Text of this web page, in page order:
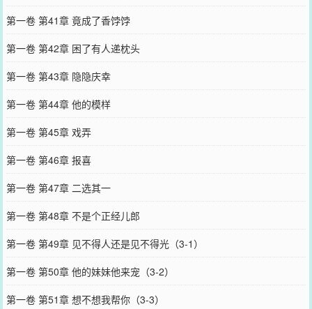
第一卷 第41章 竟成了香饽饽
第一卷 第42章 困了有人递枕头
第一卷 第43章 隐隐庆幸
第一卷 第44章 他的模样
第一卷 第45章 戏弄
第一卷 第46章 报喜
第一卷 第47章 二选其一
第一卷 第48章 不是个正经儿郎
第一卷 第49章 见不得人还是见不得光（3-1）
第一卷 第50章 他的妹妹他来宠（3-2）
第一卷 第51章 想不想我帮你（3-3）